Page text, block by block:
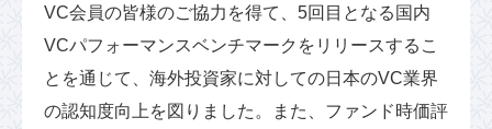
VC会員の皆様のご協力を得て、5回目となる国内
VCパフォーマンスベンチマークをリリースするこ
とを通じて、海外投資家に対しての日本のVC業界
の認知度向上を図りました。また、ファンド時価評